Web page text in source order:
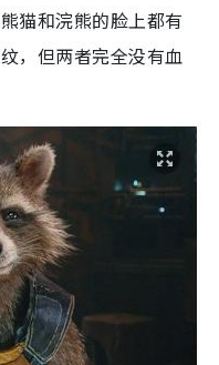
猫和浣熊的脸上都有
，但两者完全没有血